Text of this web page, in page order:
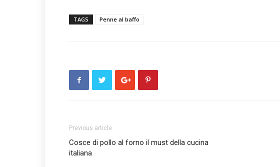
TAGS Penne al baffo
Previous article
Cosce di pollo al forno il must della cucina
italiana